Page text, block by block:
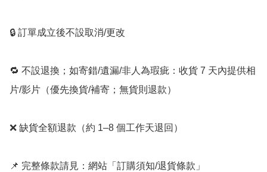
🔒 訂單成立後不設取消/更改
🔁 不設退換；如寄錯/遺漏/非人為瑕疵：收貨 7 天內提供相
片/影片（優先換貨/補寄；無貨則退款）
❌ 缺貨全額退款（約 1–8 個工作天退回）
📌 完整條款請見：網站「訂購須知/退貨條款」